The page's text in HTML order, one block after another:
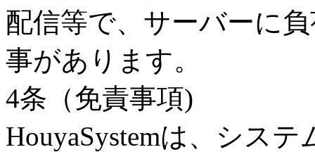
配信等で、サーバーに
事があります。
4条（免責事項)
HouyaSystemは、シス